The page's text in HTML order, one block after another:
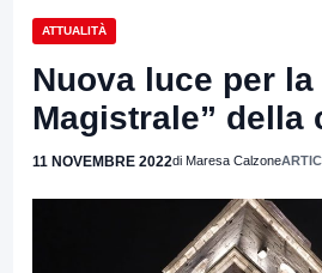
ATTUALITÀ
Nuova luce per la
Magistrale” della
11 NOVEMBRE 2022di Maresa Calzone